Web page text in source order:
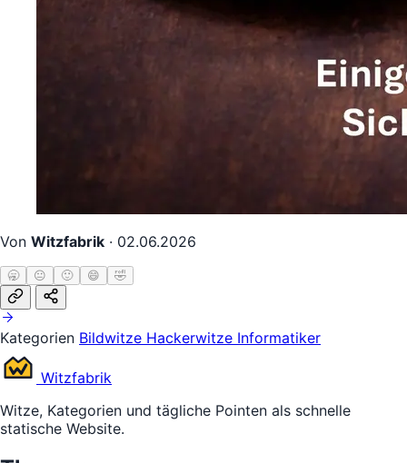
Von Witzfabrik · 02.06.2026
🥱 😐 🙂 😄 🤣
Kategorien Bildwitze Hackerwitze Informatiker
Witzfabrik
Witze, Kategorien und tägliche Pointen als schnelle
statische Website.